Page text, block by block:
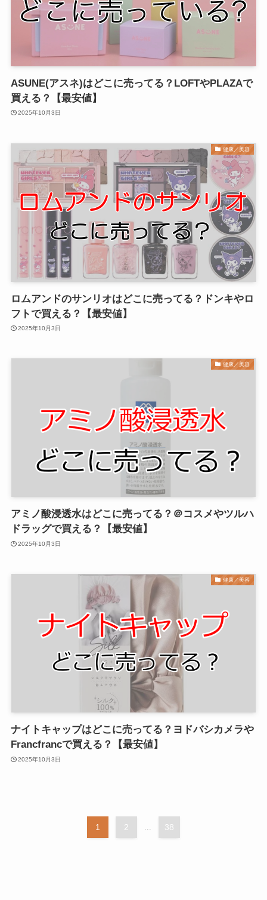
ASUNE(アスネ)はどこに売ってる？LOFTやPLAZAで
買える？【最安値】
2025年10月3日
健康／美容
ロムアンドのサンリオはどこに売ってる？ドンキやロ
フトで買える？【最安値】
2025年10月3日
健康／美容
アミノ酸浸透水はどこに売ってる？＠コスメやツルハ
ドラッグで買える？【最安値】
2025年10月3日
健康／美容
ナイトキャップはどこに売ってる？ヨドバシカメラや
Francfrancで買える？【最安値】
2025年10月3日
1 2 ... 38